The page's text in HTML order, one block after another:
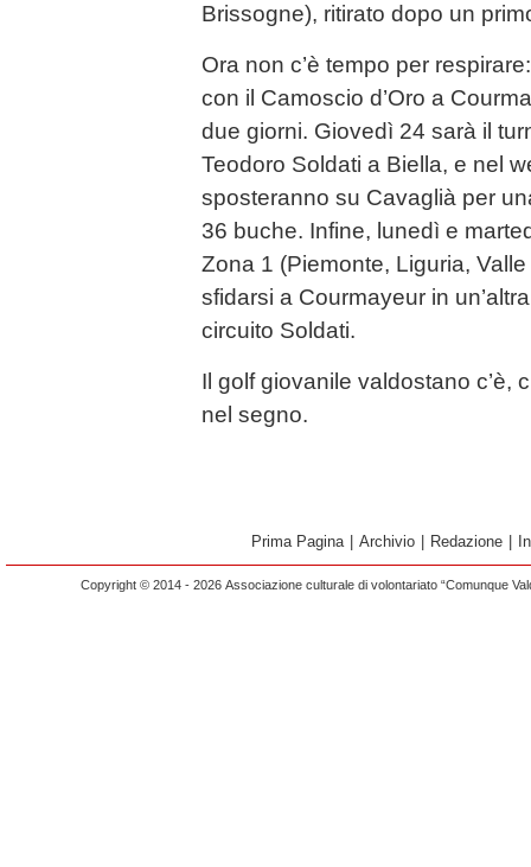
Brissogne), ritirato dopo un
Ora non c’è tempo per
con il Camoscio d’Oro a
due giorni. Giovedì 24 sarà il
Teodoro Soldati a Biella, e nel
sposteranno su Cavaglià per
36 buche. Infine, lunedì e
Zona 1 (Piemonte, Liguria,
sfidarsi a Courmayeur in
circuito Soldati.
Il golf giovanile valdostano c’è,
nel segno.
Prima Pagina Archivio Redazione
Copyright © 2014 - 2026 Associazione culturale di volontariato “Comunque